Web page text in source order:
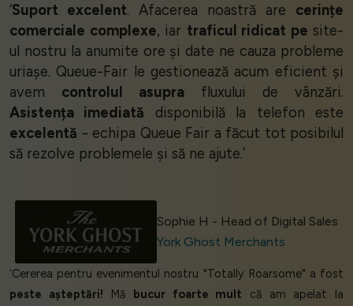
‘Suport excelent. Afacerea noastră are cerințe
comerciale complexe, iar traficul ridicat pe site-
ul nostru la anumite ore și date ne cauza probleme
uriașe. Queue-Fair le gestionează acum eficient și
avem controlul asupra fluxului de vânzări.
Asistența imediată disponibilă la telefon este
excelentă - echipa Queue Fair a făcut tot posibilul
să rezolve problemele și să ne ajute.’
Sophie H - Head of Digital Sales
York Ghost Merchants
‘Cererea pentru evenimentul nostru "Totally Roarsome" a fost
peste așteptări! Mă bucur foarte mult că am apelat la